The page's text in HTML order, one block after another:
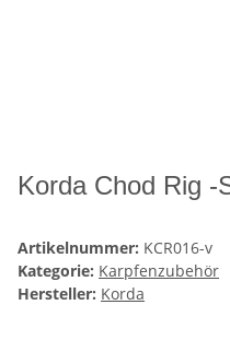
Korda Chod Rig -
Artikelnummer: KCR016-v
Kategorie: Karpfenzubehör
Hersteller: Korda